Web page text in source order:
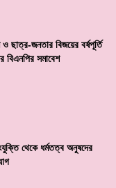
ছাত্র-জনতার বিজয়ের বর্ষপূর্তি
বিএনপির সমাবেশ
থেকে ধর্মতত্ব অনুষদের